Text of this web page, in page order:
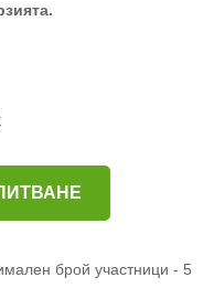
брой участници - 5